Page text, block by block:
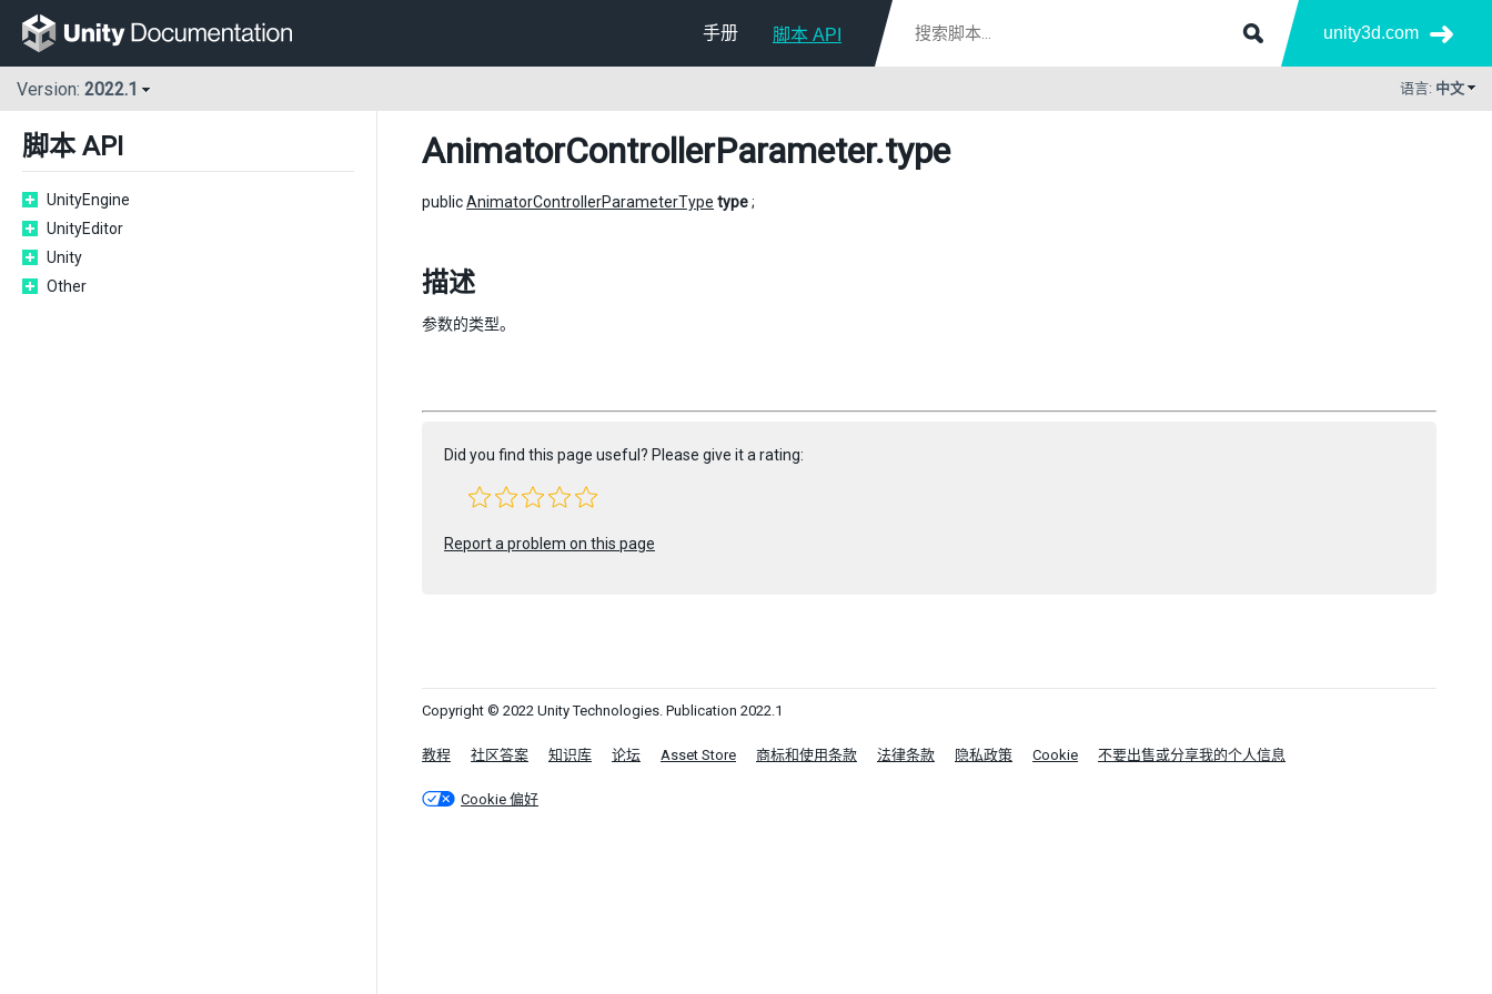
手册 脚本 API unity3d.com
Version: 2022.1 语言: 中文
脚本 API
UnityEngine
UnityEditor
Unity
Other
AnimatorControllerParameter.type
publicAnimatorControllerParameterType type;
描述
参数的类型。
Did you find this page useful? Please give it a rating:
Report a problem on this page
Copyright © 2022 Unity Technologies. Publication 2022.1
教程 社区答案 知识库 论坛 Asset Store 商标和使用条款 法律条款 隐私政策 Cookie 不要出售或分享我的个人信息
Cookie 偏好